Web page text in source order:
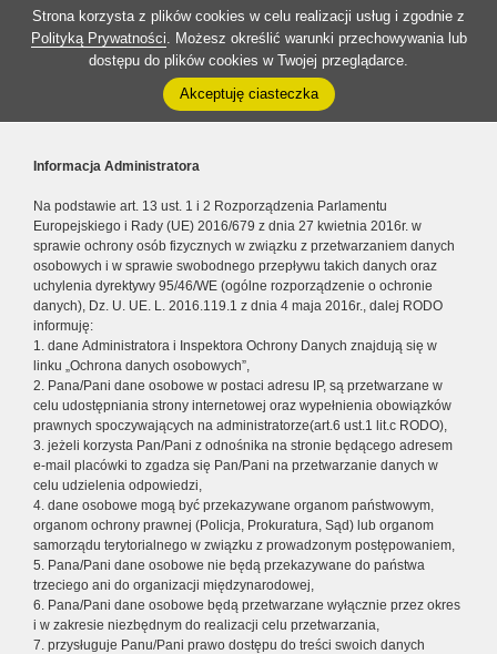
Strona korzysta z plików cookies w celu realizacji usług i zgodnie z
Polityką Prywatności. Możesz określić warunki przechowywania lub
dostępu do plików cookies w Twojej przeglądarce.
Akceptuję ciasteczka
Informacja Administratora
Na podstawie art. 13 ust. 1 i 2 Rozporządzenia Parlamentu
Europejskiego i Rady (UE) 2016/679 z dnia 27 kwietnia 2016r. w
sprawie ochrony osób fizycznych w związku z przetwarzaniem danych
osobowych i w sprawie swobodnego przepływu takich danych oraz
uchylenia dyrektywy 95/46/WE (ogólne rozporządzenie o ochronie
danych), Dz. U. UE. L. 2016.119.1 z dnia 4 maja 2016r., dalej RODO
informuję:
1. dane Administratora i Inspektora Ochrony Danych znajdują się w
linku „Ochrona danych osobowych”,
2. Pana/Pani dane osobowe w postaci adresu IP, są przetwarzane w
celu udostępniania strony internetowej oraz wypełnienia obowiązków
prawnych spoczywających na administratorze(art.6 ust.1 lit.c RODO),
3. jeżeli korzysta Pan/Pani z odnośnika na stronie będącego adresem
e-mail placówki to zgadza się Pan/Pani na przetwarzanie danych w
celu udzielenia odpowiedzi,
4. dane osobowe mogą być przekazywane organom państwowym,
organom ochrony prawnej (Policja, Prokuratura, Sąd) lub organom
samorządu terytorialnego w związku z prowadzonym postępowaniem,
5. Pana/Pani dane osobowe nie będą przekazywane do państwa
trzeciego ani do organizacji międzynarodowej,
6. Pana/Pani dane osobowe będą przetwarzane wyłącznie przez okres
i w zakresie niezbędnym do realizacji celu przetwarzania,
7. przysługuje Panu/Pani prawo dostępu do treści swoich danych